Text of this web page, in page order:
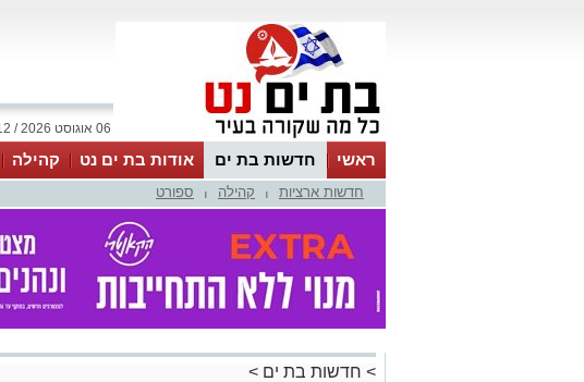
06 אוגוסט 2026 / 10:12
ראשי חדשות בת ים אודות בת ים נט קהילה
חדשות ארציות קהילה ספורט
> חדשות בת ים >